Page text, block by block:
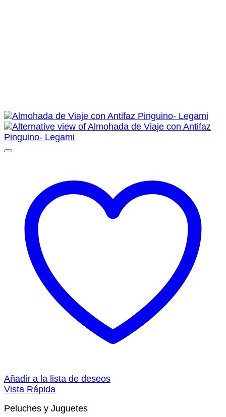
Añadir a la lista de deseos
Vista Rápida
Peluches y Juguetes